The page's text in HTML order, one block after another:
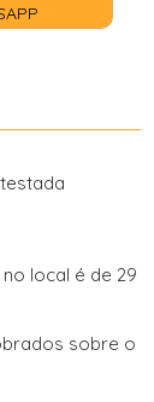
local é de 29
sobre o